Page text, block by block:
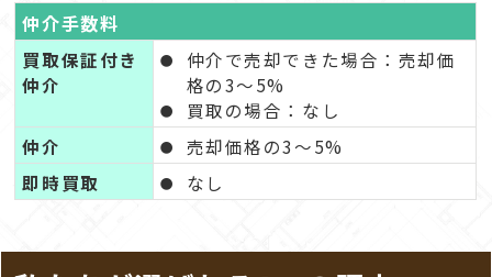
仲介手数料
買取保証付き
仲介
仲介で売却できた場合：売却価
格の3～5%
買取の場合：なし
仲介
売却価格の3～5%
即時買取
なし